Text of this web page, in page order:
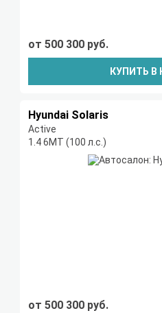
от 500 300 руб.
КУПИТЬ В
Hyundai Solaris
Active
1.4 6МТ (100 л.с.)
от 500 300 руб.